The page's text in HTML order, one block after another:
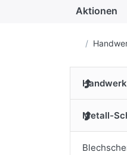
Aktionen
Startseite
Metall-